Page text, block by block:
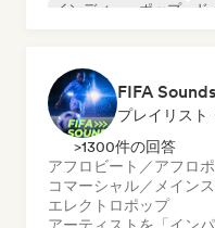
インディー・ポップ
ド
プレイリスト
>1300件の回答
アフロビート／アフロ
コマーシャル／メイン
エレクトロポップ